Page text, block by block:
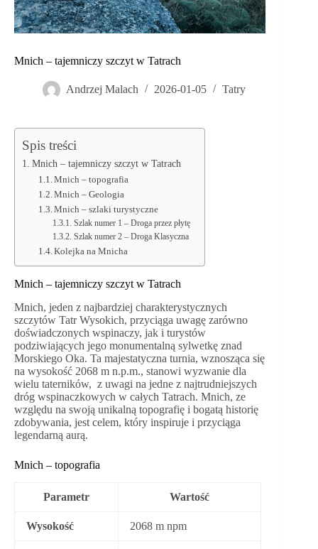
Mnich – tajemniczy szczyt w Tatrach
Andrzej Malach 2026-01-05 Tatry
Spis treści
Mnich – tajemniczy szczyt w Tatrach
Mnich – topografia
Mnich – Geologia
Mnich – szlaki turystyczne
Szlak numer 1 – Droga przez płytę
Szlak numer 2 – Droga Klasyczna
Kolejka na Mnicha
Mnich – tajemniczy szczyt w Tatrach
Mnich, jeden z najbardziej charakterystycznych
szczytów Tatr Wysokich, przyciąga uwagę zarówno
doświadczonych wspinaczy, jak i turystów
podziwiających jego monumentalną sylwetkę znad
Morskiego Oka. Ta majestatyczna turnia, wznosząca się
na wysokość 2068 m n.p.m., stanowi wyzwanie dla
wielu taterników, z uwagi na jedne z najtrudniejszych
dróg wspinaczkowych w całych Tatrach. Mnich, ze
względu na swoją unikalną topografię i bogatą historię
zdobywania, jest celem, który inspiruje i przyciąga
legendarną aurą.
Mnich – topografia
Parametr Wartość
Wysokość 2068 m npm